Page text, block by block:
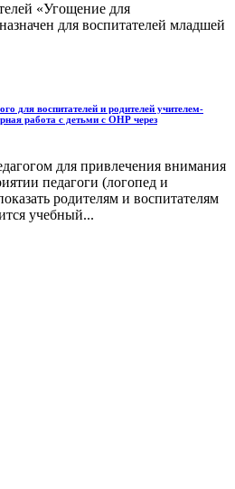
«Угощение для
для воспитателей младшей
для воспитателей и родителей учителем-
работа с детьми с ОНР через
для привлечения внимания
педагоги (логопед и
родителям и воспитателям
учебный...